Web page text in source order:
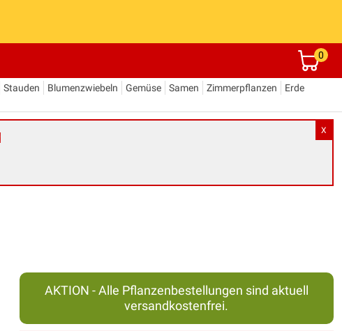
0
Stauden Blumenzwiebeln Gemüse Samen Zimmerpflanzen
Erde
X
AKTION - Alle Pflanzenbestellungen sind aktuell
versandkostenfrei.